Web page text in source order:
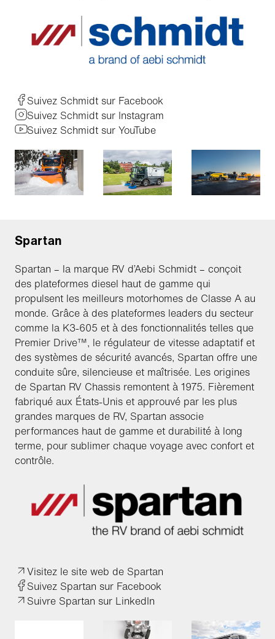
Suivez Schmidt sur Facebook
Suivez Schmidt sur Instagram
Suivez Schmidt sur YouTube
Spartan
Spartan – la marque RV d’Aebi Schmidt – conçoit
des plateformes diesel haut de gamme qui
propulsent les meilleurs motorhomes de Classe A au
monde. Grâce à des plateformes leaders du secteur
comme la K3-605 et à des fonctionnalités telles que
Premier Drive™, le régulateur de vitesse adaptatif et
des systèmes de sécurité avancés, Spartan offre une
conduite sûre, silencieuse et maîtrisée. Les origines
de Spartan RV Chassis remontent à 1975. Fièrement
fabriqué aux États-Unis et approuvé par les plus
grandes marques de RV, Spartan associe
performances haut de gamme et durabilité à long
terme, pour sublimer chaque voyage avec confort et
contrôle.
Visitez le site web de Spartan
Suivez Spartan sur Facebook
Suivre Spartan sur LinkedIn